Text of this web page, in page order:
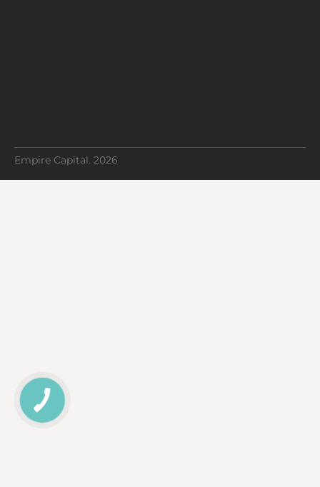
Empire Capital. 2026